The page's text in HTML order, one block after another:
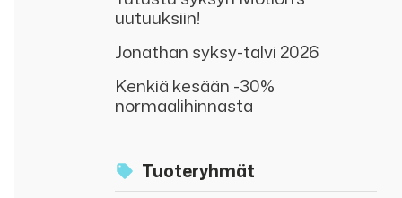
uutuuksiin!
Jonathan syksy-talvi 2026
Kenkiä kesään -30%
normaalihinnasta
Tuoteryhmät